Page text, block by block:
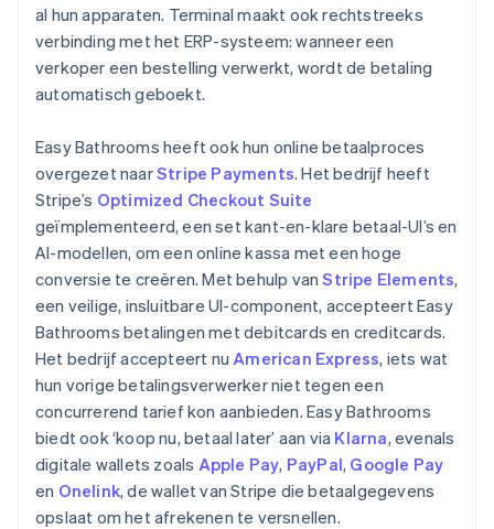
al hun apparaten. Terminal maakt ook rechtstreeks
verbinding met het ERP-systeem: wanneer een
verkoper een bestelling verwerkt, wordt de betaling
automatisch geboekt.
Easy Bathrooms heeft ook hun online betaalproces
overgezet naarStripe Payments. Het bedrijf heeft
Stripe’s Optimized Checkout Suite
geïmplementeerd, een set kant-en-klare betaal-UI’s en
AI-modellen, om een online kassa met een hoge
conversie te creëren. Met behulp vanStripe Elements,
een veilige, insluitbare UI-component, accepteert Easy
Bathrooms betalingen met debitcards en creditcards.
Het bedrijf accepteert nu American Express, iets wat
hun vorige betalingsverwerker niet tegen een
concurrerend tarief kon aanbieden. Easy Bathrooms
biedt ook ‘koop nu, betaal later’ aan via Klarna, evenals
digitale wallets zoals Apple Pay, PayPal, Google Pay
en Onelink, de wallet van Stripe die betaalgegevens
opslaat om het afrekenen te versnellen.